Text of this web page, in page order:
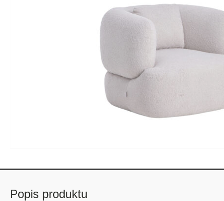
Popis produktu